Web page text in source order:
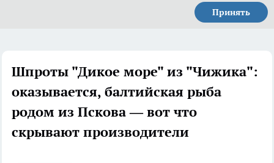
Принять
Шпроты "Дикое море" из "Чижика":
оказывается, балтийская рыба
родом из Пскова — вот что
скрывают производители